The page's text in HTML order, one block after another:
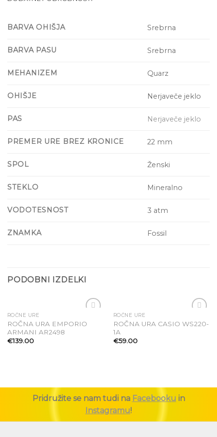
BARVA OHIŠJA Srebrna
BARVA PASU Srebrna
MEHANIZEM Quarz
OHIŠJE Nerjaveče jeklo
PAS Nerjaveče jeklo
PREMER URE BREZ KRONICE 22 mm
SPOL Ženski
STEKLO Mineralno
VODOTESNOST 3 atm
ZNAMKA Fossil
PODOBNI IZDELKI
ROČNE URE
ROČNA URA EMPORIO
ARMANI AR2498
€139.00
ROČNE URE
ROČNA URA CASIO WS220-
1A
€59.00
Pridružite se nam tudi na Facebooku in
Instagramu!